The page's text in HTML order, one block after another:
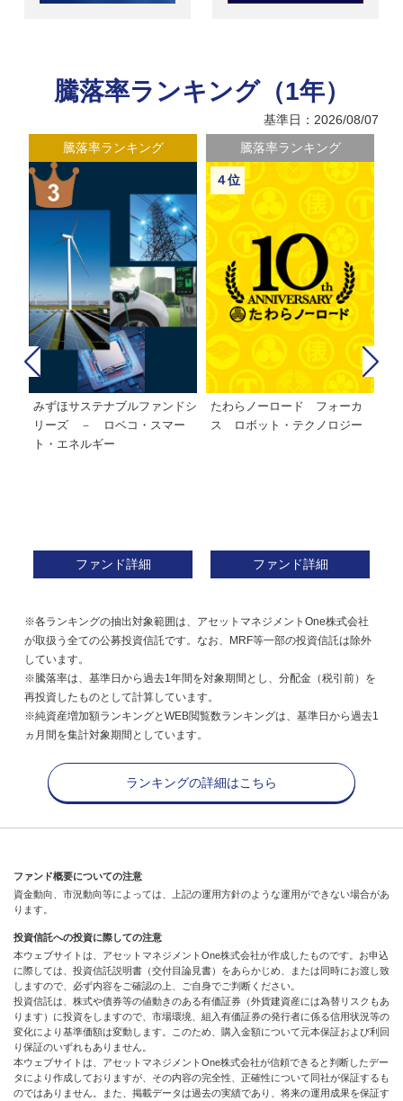
騰落率ランキング（1年）
基準日：2026/08/07
騰落率ランキング
みずほサステナブルファンドシ
リーズ － ロベコ・スマー
ト・エネルギー
ファンド詳細
騰落率ランキング
４位
たわらノーロード フォーカ
ス ロボット・テクノロジー
ファンド詳細
※各ランキングの抽出対象範囲は、アセットマネジメントOne株式会社
が取扱う全ての公募投資信託です。なお、MRF等一部の投資信託は除外
しています。
※騰落率は、基準日から過去1年間を対象期間とし、分配金（税引前）を
再投資したものとして計算しています。
※純資産増加額ランキングとWEB閲覧数ランキングは、基準日から過去1
ヵ月間を集計対象期間としています。
ランキングの詳細はこちら
ファンド概要についての注意
資金動向、市況動向等によっては、上記の運用方針のような運用ができない場合があ
ります。
投資信託への投資に際しての注意
本ウェブサイトは、アセットマネジメントOne株式会社が作成したものです。お申込
に際しては、投資信託説明書（交付目論見書）をあらかじめ、または同時にお渡し致
しますので、必ず内容をご確認の上、ご自身でご判断ください。
投資信託は、株式や債券等の値動きのある有価証券（外貨建資産には為替リスクもあ
ります）に投資をしますので、市場環境、組入有価証券の発行者に係る信用状況等の
変化により基準価額は変動します。このため、購入金額について元本保証および利回
り保証のいずれもありません。
本ウェブサイトは、アセットマネジメントOne株式会社が信頼できると判断したデー
タにより作成しておりますが、その内容の完全性、正確性について同社が保証するも
のではありません。また、掲載データは過去の実績であり、将来の運用成果を保証す